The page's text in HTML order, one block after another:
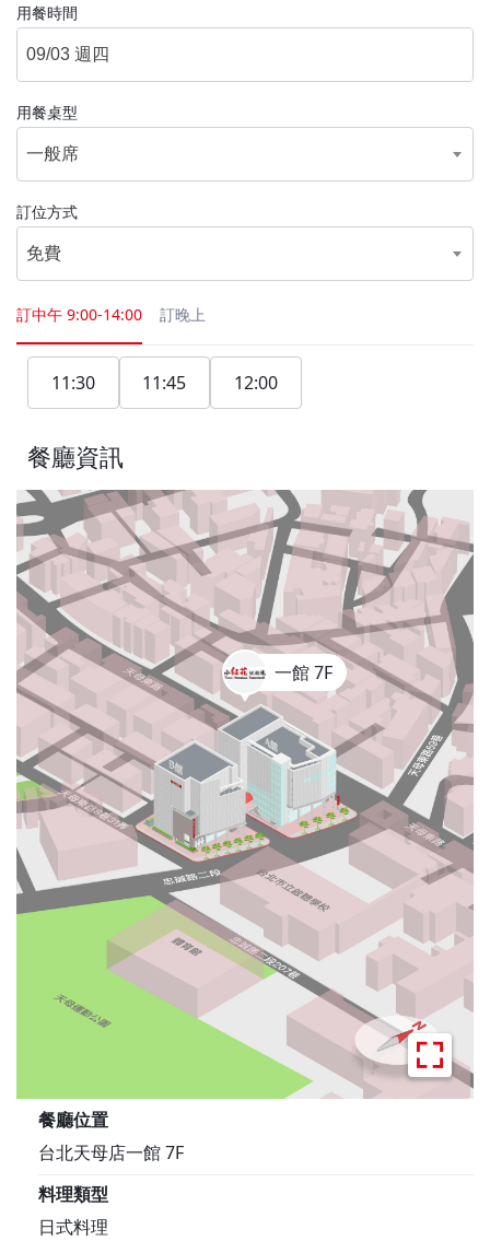
用餐時間
用餐桌型
一般席
訂位方式
免費
訂中午 9:00-14:00 訂晚上
11:30 11:45 12:00
餐廳資訊
一館 7F
餐廳位置
台北天母店一館 7F
料理類型
日式料理